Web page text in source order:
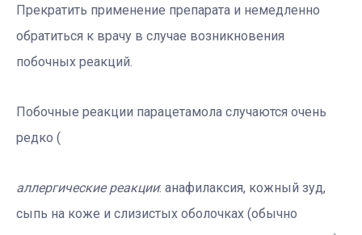
Прекратить применение препарата и немедленно
обратиться к врачу в случае возникновения
побочных реакций.
Побочные реакции парацетамола случаются очень
редко (
аллергические реакции: анафилаксия, кожный зуд,
сыпь на коже и слизистых оболочках (обычно